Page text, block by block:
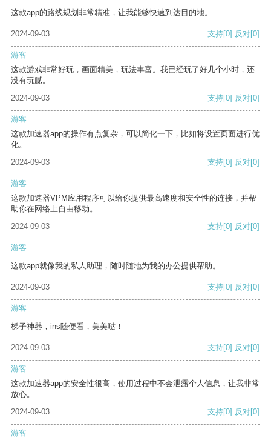
这款app的路线规划非常精准，让我能够快速到达目的地。
2024-09-03 支持[0] 反对[0]
游客
这款游戏非常好玩，画面精美，玩法丰富。我已经玩了好几个小时，还
没有玩腻。
2024-09-03
支持[0] 反对[0]
游客
这款加速器app的操作有点复杂，可以简化一下，比如将设置页面进行优
化。
2024-09-03
支持[0] 反对[0]
游客
这款加速器VPM应用程序可以给你提供最高速度和安全性的连接，并帮
助你在网络上自由移动。
2024-09-03
支持[0] 反对[0]
游客
这款app就像我的私人助理，随时随地为我的办公提供帮助。
2024-09-03 支持[0] 反对[0]
游客
梯子神器，ins随便看，美美哒！
2024-09-03 支持[0] 反对[0]
游客
这款加速器app的安全性很高，使用过程中不会泄露个人信息，让我非常
放心。
2024-09-03
支持[0] 反对[0]
游客